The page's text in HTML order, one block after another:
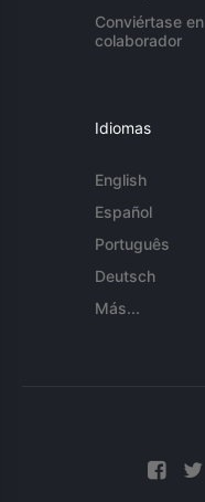
Conviértase en
colaborador
Idiomas
English
Español
Português
Deutsch
Más...